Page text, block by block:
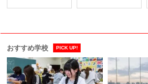
おすすめ学校 PICK UP!